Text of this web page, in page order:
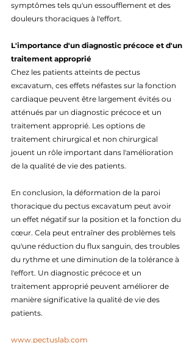
symptômes tels qu'un essoufflement et des
douleurs thoraciques à l'effort.
L'importance d'un diagnostic précoce et d'un
traitement approprié
Chez les patients atteints de pectus
excavatum, ces effets néfastes sur la fonction
cardiaque peuvent être largement évités ou
atténués par un diagnostic précoce et un
traitement approprié. Les options de
traitement chirurgical et non chirurgical
jouent un rôle important dans l'amélioration
de la qualité de vie des patients.
En conclusion, la déformation de la paroi
thoracique du pectus excavatum peut avoir
un effet négatif sur la position et la fonction du
cœur. Cela peut entraîner des problèmes tels
qu'une réduction du flux sanguin, des troubles
du rythme et une diminution de la tolérance à
l'effort. Un diagnostic précoce et un
traitement approprié peuvent améliorer de
manière significative la qualité de vie des
patients.
www.pectuslab.com